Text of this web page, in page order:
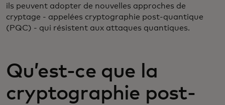
ils peuvent adopter de nouvelles approches de
cryptage - appelées cryptographie post-quantique
(PQC) - qui résistent aux attaques quantiques.
Qu’est-ce que la
cryptographie post-